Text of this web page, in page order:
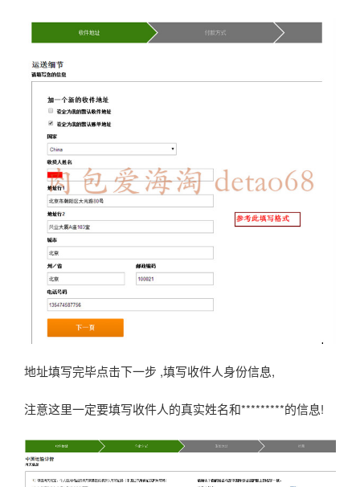
地址填写完毕点击下一步 ,填写收件人身份信息,
注意这里一定要填写收件人的真实姓名和*********的信息!